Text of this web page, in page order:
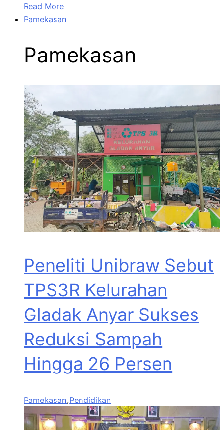
Read More
Pamekasan
Pamekasan
Peneliti Unibraw Sebut
TPS3R Kelurahan
Gladak Anyar Sukses
Reduksi Sampah
Hingga 26 Persen
Pamekasan,Pendidikan